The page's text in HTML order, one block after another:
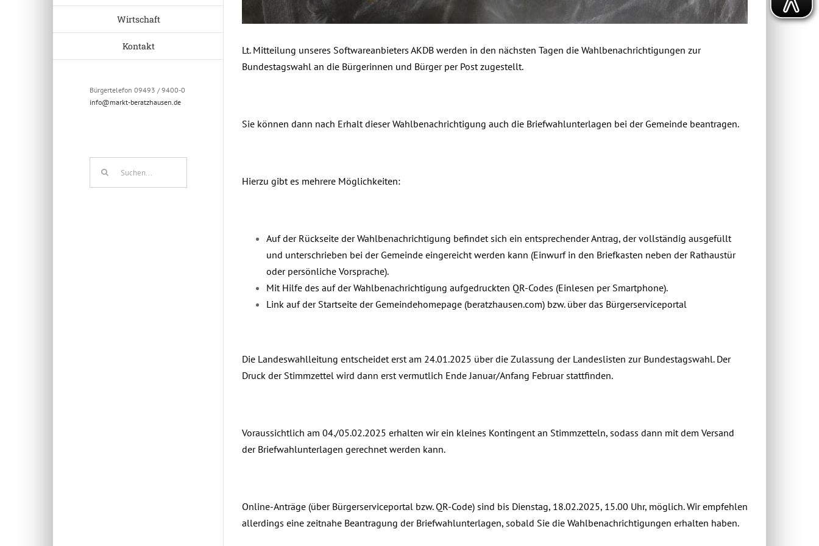
Wirtschaft
Kontakt
Bürgertelefon 09493 / 9400-0
info@markt-beratzhausen.de
Lt. Mitteilung unseres Softwareanbieters AKDB werden in den nächsten Tagen die Wahlbenachrichtigungen zur
Bundestagswahl an die Bürgerinnen und Bürger per Post zugestellt.
Sie können dann nach Erhalt dieser Wahlbenachrichtigung auch die Briefwahlunterlagen bei der Gemeinde beantragen.
Hierzu gibt es mehrere Möglichkeiten:
Auf der Rückseite der Wahlbenachrichtigung befindet sich ein entsprechender Antrag, der vollständig ausgefüllt
und unterschrieben bei der Gemeinde eingereicht werden kann (Einwurf in den Briefkasten neben der Rathaustür
oder persönliche Vorsprache).
Mit Hilfe des auf der Wahlbenachrichtigung aufgedruckten QR-Codes (Einlesen per Smartphone).
Link auf der Startseite der Gemeindehomepage (beratzhausen.com) bzw. über das Bürgerserviceportal
Die Landeswahlleitung entscheidet erst am 24.01.2025 über die Zulassung der Landeslisten zur Bundestagswahl. Der
Druck der Stimmzettel wird dann erst vermutlich Ende Januar/Anfang Februar stattfinden.
Voraussichtlich am 04./05.02.2025 erhalten wir ein kleines Kontingent an Stimmzetteln, sodass dann mit dem Versand
der Briefwahlunterlagen gerechnet werden kann.
Online-Anträge (über Bürgerserviceportal bzw. QR-Code) sind bis Dienstag, 18.02.2025, 15.00 Uhr, möglich. Wir empfehlen
allerdings eine zeitnahe Beantragung der Briefwahlunterlagen, sobald Sie die Wahlbenachrichtigungen erhalten haben.